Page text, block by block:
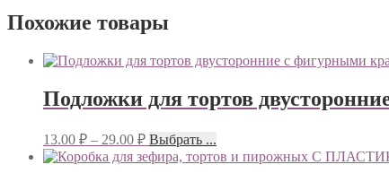
Похожие товары
Подложки для тортов
13.00 ₽ – 29.00 ₽ Выбрать ...